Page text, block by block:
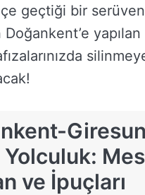
geçtiği bir
Doğankent’e yapılan
Giresun
Yolculuk:
ve İpuçları